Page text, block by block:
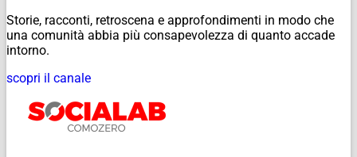
Storie, racconti, retroscena e approfondimenti in modo che
una comunità abbia più consapevolezza di quanto accade
intorno.
scopri il canale